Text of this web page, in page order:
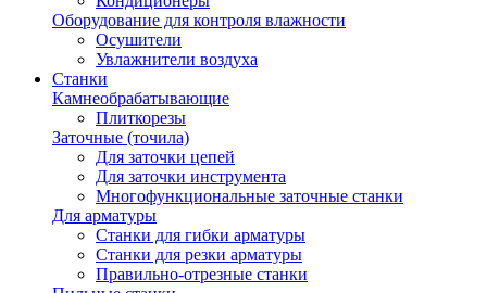
Оборудование для контроля влажности
Осушители
Увлажнители воздуха
Станки
Камнеобрабатывающие
Плиткорезы
Заточные (точила)
Для заточки цепей
Для заточки инструмента
Многофункциональные заточные станки
Для арматуры
Станки для гибки арматуры
Станки для резки арматуры
Правильно-отрезные станки